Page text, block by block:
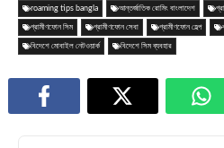
roaming tips bangla আন্তর্জাতিক রোমিং বাংলাদেশ
গ্রামীণফোন সিম গ্রামীণফোন সেবা গ্রামীণফোন হেল্প
বিদেশে মোবাইল নেটওয়ার্ক বিদেশে সিম ব্যবহার